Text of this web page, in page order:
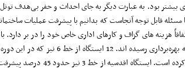
بود. به عبارت دیگر به جای احداث و حفر بی‌هدف